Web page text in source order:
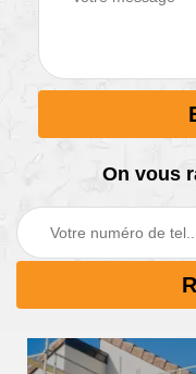
On vous